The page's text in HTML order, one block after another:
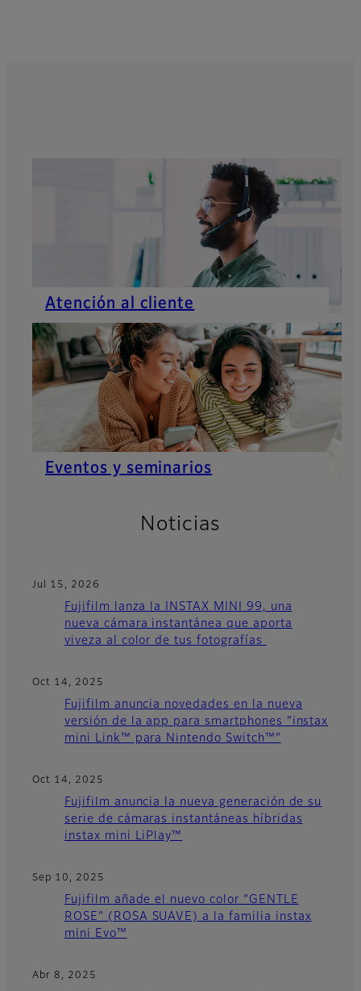
Atención al cliente
Eventos y seminarios
Noticias
Jul 15, 2026
Fujifilm lanza la INSTAX MINI 99, una
nueva cámara instantánea que aporta
viveza al color de tus fotografías
Oct 14, 2025
Fujifilm anuncia novedades en la nueva
versión de la app para smartphones “instax
mini Link™ para Nintendo Switch™”
Oct 14, 2025
Fujifilm anuncia la nueva generación de su
serie de cámaras instantáneas híbridas
instax mini LiPlay™
Sep 10, 2025
Fujifilm añade el nuevo color “GENTLE
ROSE” (ROSA SUAVE) a la familia instax
mini Evo™
Abr 8, 2025